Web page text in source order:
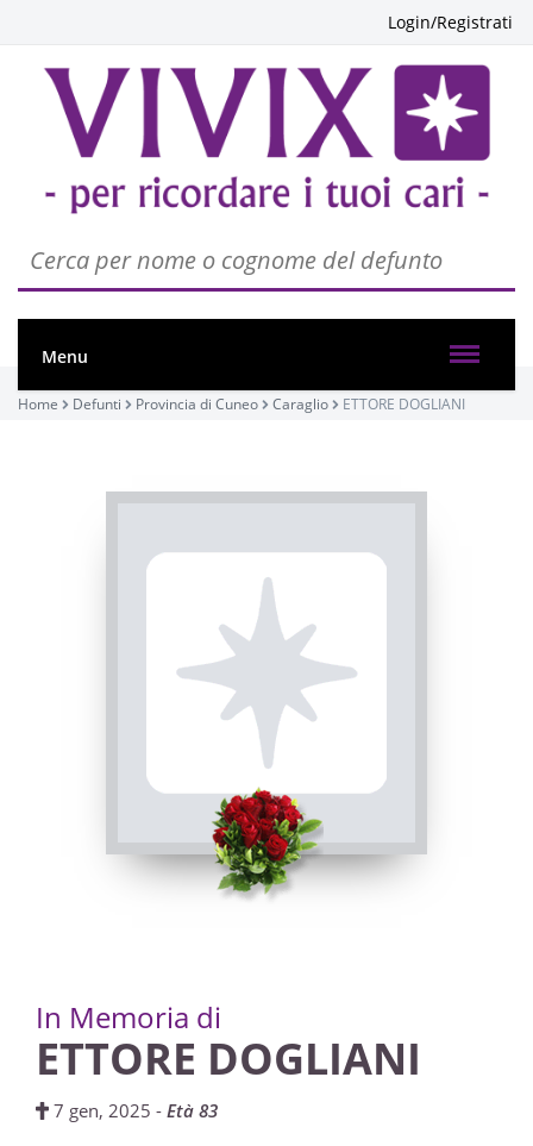
Login/Registrati
Menu
Home Defunti Provincia di Cuneo Caraglio ETTORE DOGLIANI
In Memoria di
ETTORE DOGLIANI
7 gen, 2025 -Età 83
PASSATE:
Maria Assunta
SETTIMA
Maria Assunta
Caraglio, Chiesa Parrocchiale di Caraglio - Santa
Caraglio, Chiesa Parrocchiale di Caraglio - Santa
Maria Assunta